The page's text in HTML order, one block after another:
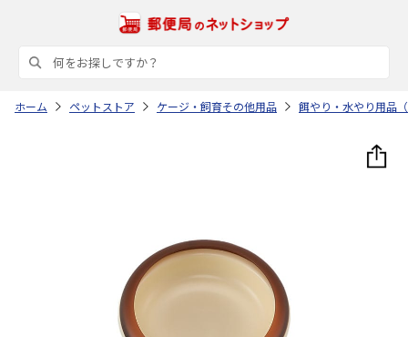
ホーム ペットストア ケージ・飼育その他用品 餌やり・水やり用品